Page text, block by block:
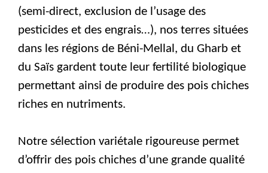
(semi-direct, exclusion de l’usage des
pesticides et des engrais…), nos terres situées
dans les régions de Béni-Mellal, du Gharb et
du Saïs gardent toute leur fertilité biologique
permettant ainsi de produire des pois chiches
richesen nutriments.
Notre sélection variétale rigoureuse permet
d’offrir des pois chiches d’unegrande qualité